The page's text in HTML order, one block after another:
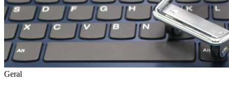
Geral